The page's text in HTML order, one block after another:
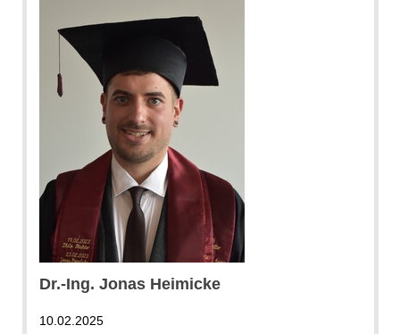
Dr.-Ing. Jonas Heimicke
10.02.2025